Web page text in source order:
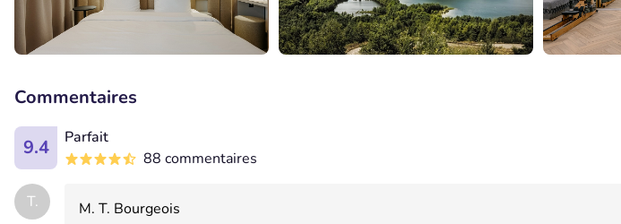
Commentaires
9.4
Parfait
88 commentaires
T.
M. T. Bourgeois